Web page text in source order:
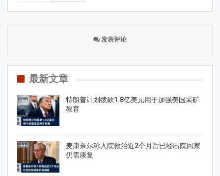
发表评论
最新文章
特朗普计划拨款1.8亿美元用于加强美国采矿
教育
麦康奈尔称入院救治近2个月后已经出院回家
仍需康复